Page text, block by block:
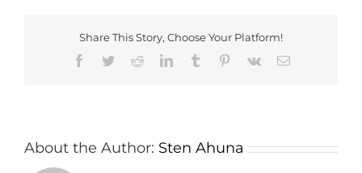
Share This Story, Choose Your Platform!
Facebook
TwitterRedditLinkedInTumblr Pinterest
Vk Email
About the Author: Sten Ahuna